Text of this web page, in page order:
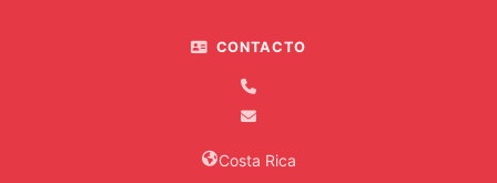
CONTACTO
Costa Rica